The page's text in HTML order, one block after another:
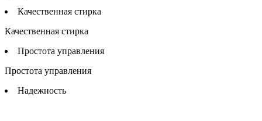
Качественная стирка
Качественная стирка
Простота управления
Простота управления
Надежность